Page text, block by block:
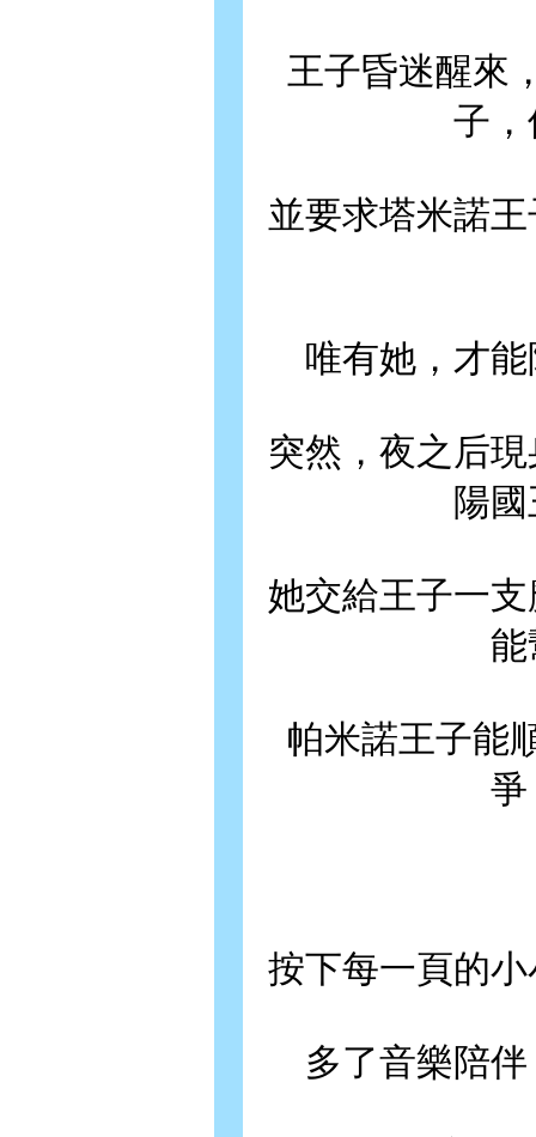
王子昏迷醒來
子
並要求塔米諾
唯有她，才
突然，夜之后
陽
她交給王子一
能
帕米諾王子能
爭
按下每一頁的
多了音樂陪